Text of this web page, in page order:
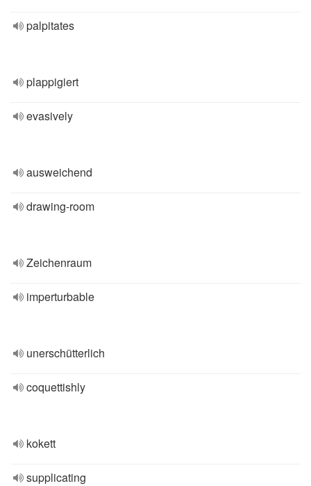
palpitates
plappigiert
evasively
ausweichend
drawing-room
Zeichenraum
imperturbable
unerschütterlich
coquettishly
kokett
supplicating